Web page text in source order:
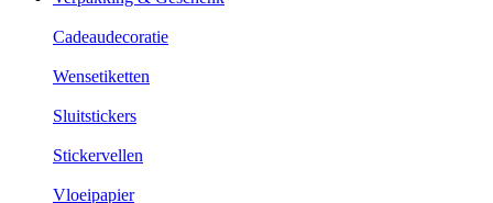
Cadeaudecoratie
Wensetiketten
Sluitstickers
Stickervellen
Vloeipapier